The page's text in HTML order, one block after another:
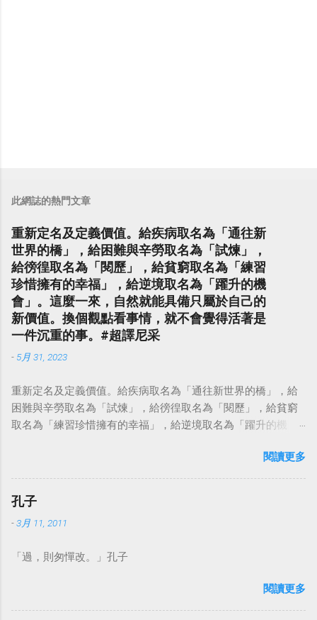
此網誌的熱門文章
重新定名及定義價值。給疾病取名為「通往新
世界的橋」，給困難與辛勞取名為「試煉」，
給徬徨取名為「閱歷」，給貧窮取名為「練習
珍惜擁有的幸福」，給逆境取名為「躍升的機
會」。這麼一來，自然就能具備只屬於自己的
新價值。換個觀點看事情，就不會覺得活著是
一件沉重的事。#超譯尼采
- 5月 31, 2023
重新定名及定義價值。給疾病取名為「通往新世界的橋」，給
困難與辛勞取名為「試煉」，給徬徨取名為「閱歷」，給貧窮
取名為「練習珍惜擁有的幸福」，給逆境取名為「躍升的機
點看事情，就不會覺得活著是一件沉重的事。#超譯尼采 — 中
華名言 - Chinese Quotes (@chinese_quotes) May 23, 2023
閱讀更多
孔子
-3月 11, 2011
「過，則匆憚改。」孔子
閱讀更多